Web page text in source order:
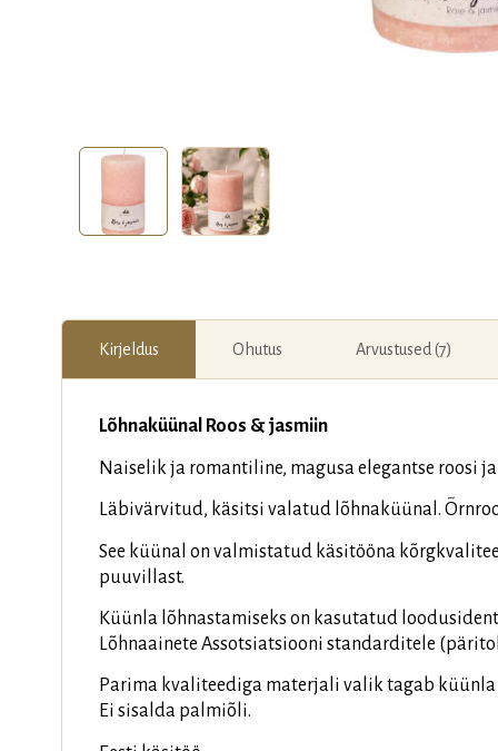
Kirjeldus Ohutus Arvustused (7)
Lõhnaküünal Roos & jasmiin
Naiselik ja romantiline, magusa elegantse roosi
Läbivärvitud, käsitsi valatud lõhnaküünal.
See küünal on valmistatud käsitööna
puuvillast.
Küünla lõhnastamiseks on kasutatud
Lõhnaainete Assotsiatsiooni standarditele
Parima kvaliteediga materjali valik tagab
Ei sisalda palmiõli.